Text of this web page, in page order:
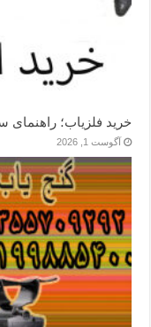
خرید فلزیاب؛ راهنمای
آگوست 1, 2026